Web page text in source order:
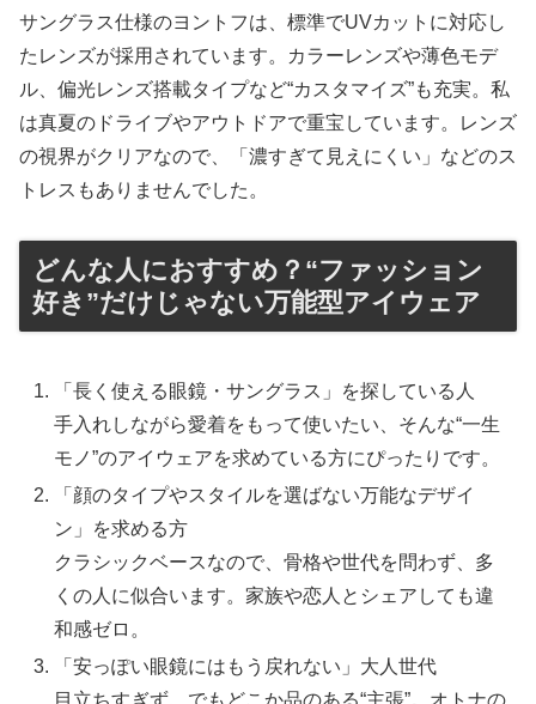
サングラス仕様のヨントフは、標準でUVカットに対応し
たレンズが採用されています。カラーレンズや薄色モデ
ル、偏光レンズ搭載タイプなど“カスタマイズ”も充実。私
は真夏のドライブやアウトドアで重宝しています。レンズ
の視界がクリアなので、「濃すぎて見えにくい」などのス
トレスもありませんでした。
どんな人におすすめ？“ファッション
好き”だけじゃない万能型アイウェア
「長く使える眼鏡・サングラス」を探している人
手入れしながら愛着をもって使いたい、そんな“一生
モノ”のアイウェアを求めている方にぴったりです。
「顔のタイプやスタイルを選ばない万能なデザイ
ン」を求める方
クラシックベースなので、骨格や世代を問わず、多
くの人に似合います。家族や恋人とシェアしても違
和感ゼロ。
「安っぽい眼鏡にはもう戻れない」大人世代